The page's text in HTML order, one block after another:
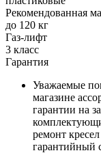
Рекомендованная
до 120 кг
Газ-лифт
3 класс
Гарантия
Уважаемые
магазине
гарантии на
ремонт
гарантийный